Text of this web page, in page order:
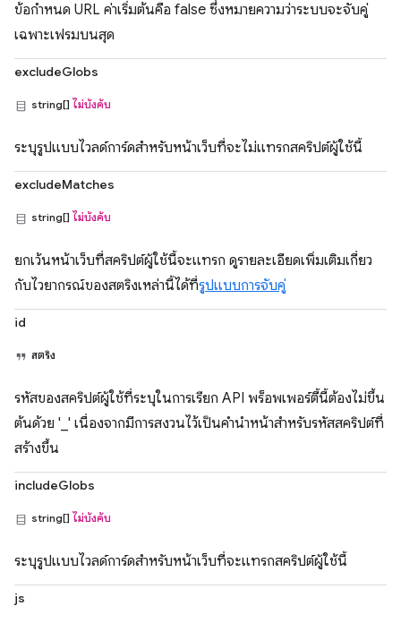
ข้อกำหนด URL ค่าเริ่มต้นคือ false ซึ่งหมายความว่าระบบจะจับคู่
เฉพาะเฟรมบนสุด
excludeGlobs
string[] ไม่บังคับ
ระบุรูปแบบไวลด์การ์ดสำหรับหน้าเว็บที่จะไม่แทรกสคริปต์ผู้ใช้นี้
excludeMatches
string[] ไม่บังคับ
ยกเว้นหน้าเว็บที่สคริปต์ผู้ใช้นี้จะแทรก ดูรายละเอียดเพิ่มเติมเกี่ยว
กับไวยากรณ์ของสตริงเหล่านี้ได้ที่รูปแบบการจับคู่
id
สตริง
รหัสของสคริปต์ผู้ใช้ที่ระบุในการเรียก API พร็อพเพอร์ตี้นี้ต้องไม่ขึ้น
ต้นด้วย '_' เนื่องจากมีการสงวนไว้เป็นคำนำหน้าสำหรับรหัสสคริปต์ที่
สร้างขึ้น
includeGlobs
string[] ไม่บังคับ
ระบุรูปแบบไวลด์การ์ดสำหรับหน้าเว็บที่จะแทรกสคริปต์ผู้ใช้นี้
js